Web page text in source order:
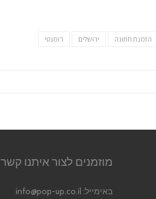
הזמנת חתונה ירושלים רומנטי
מוזמנים לצור איתנו קשר
באימייל: info@pop-up.co.il